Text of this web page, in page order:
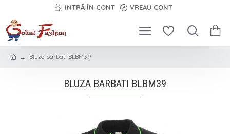
INTRĂ ÎN CONT VREAU CONT
Bluza barbati BLBM39
BLUZA BARBATI BLBM39